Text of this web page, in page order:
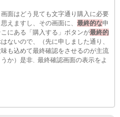
面はどう見ても文字通り購入に必要
えますし、その画面に、 最終的な申
にある「購入する」ボタンが最終的
ないので、
（先に申しました通り、
も込めて最終確認をさせるのが主流
か）是非
最終確認画面の表示をよ